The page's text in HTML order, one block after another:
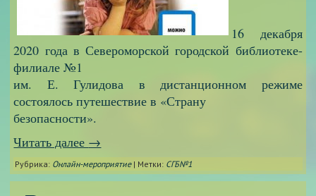
16 декабря
2020 года в Североморской городской библиотеке-
филиале №1
им. Е. Гулидова в дистанционном режиме
состоялось путешествие в «Страну
безопасности».
Читать далее →
Рубрика: Онлайн-мероприятие| Метки: СГБ№1